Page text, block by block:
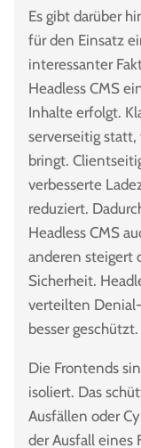
Es gibt darüber
für den Einsatz
interessanter
Headless CMS
Inhalte erfolgt.
serverseitig
bringt.
verbesserte
reduziert.
Headless CMS
anderen steigert
Sicherheit.
verteilten
besser geschützt.
Die Frontends
isoliert. Das
Ausfällen oder
der Ausfall eines